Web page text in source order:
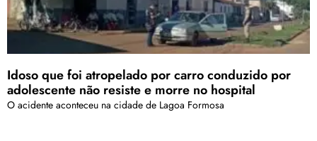
Idoso que foi atropelado por carro conduzido por
adolescente não resiste e morre no hospital
O acidente aconteceu na cidade de Lagoa Formosa